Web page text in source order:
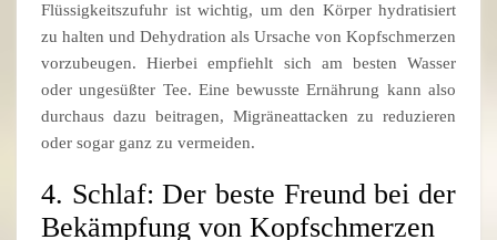
Flüssigkeitszufuhr ist wichtig, um den Körper hydratisiert
zu halten und Dehydration als Ursache von Kopfschmerzen
vorzubeugen. Hierbei empfiehlt sich am besten Wasser
oder ungesüßter Tee. Eine bewusste Ernährung kann also
durchaus dazu beitragen, Migräneattacken zu reduzieren
oder sogar ganz zu vermeiden.
4. Schlaf: Der beste Freund bei der
Bekämpfung von Kopfschmerzen